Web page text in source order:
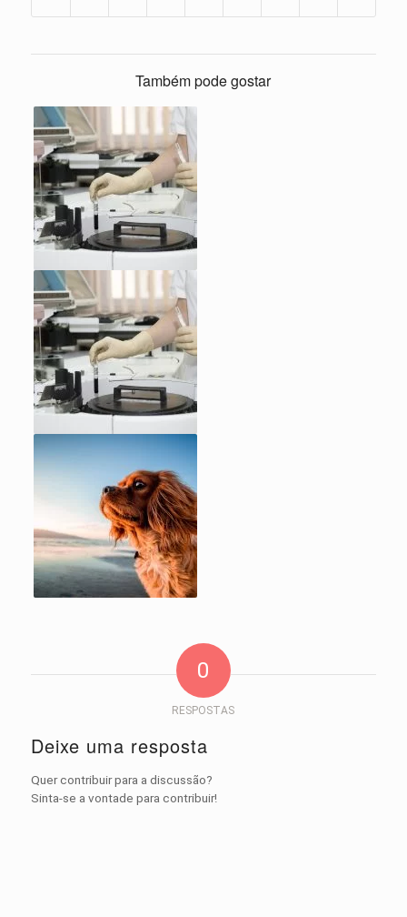
Também pode gostar
0
RESPOSTAS
Deixe uma resposta
Quer contribuir para a discussão?
Sinta-se a vontade para contribuir!